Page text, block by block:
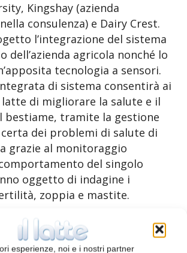
esperienze, noi e i nostri partner
Kingshay (azienda
consulenza) e Dairy Crest.
l’integrazione del sistema
dell’azienda agricola nonché lo
tecnologia a sensori.
di sistema consentirà ai
di migliorare la salute e il
bestiame, tramite la gestione
dei problemi di salute di
grazie al monitoraggio
del singolo
oggetto di indagine i
zoppia e mastite.